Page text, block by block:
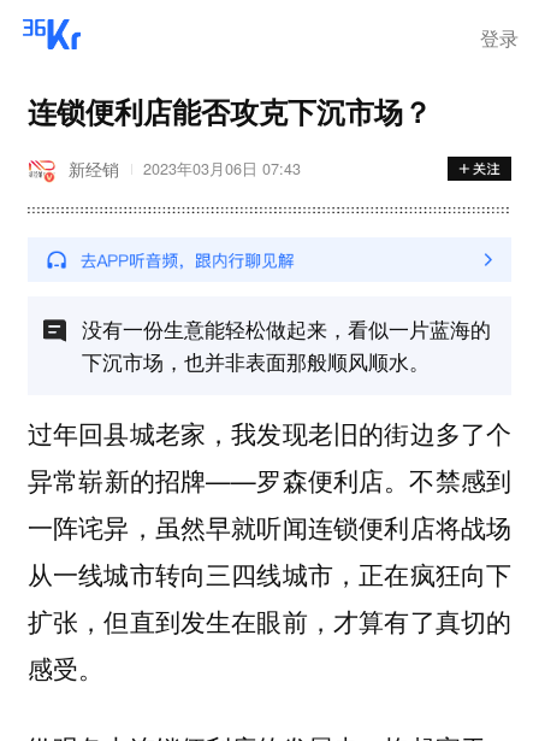
登录
连锁便利店能否攻克下沉市场？
新经销 2023年03月06日 07:43
没有一份生意能轻松做起来，看似一片蓝海的
下沉市场，也并非表面那般顺风顺水。
过年回县城老家，我发现老旧的街边多了个
异常崭新的招牌——罗森便利店。不禁感到
一阵诧异，虽然早就听闻连锁便利店将战场
从一线城市转向三四线城市，正在疯狂向下
扩张，但直到发生在眼前，才算有了真切的
感受。